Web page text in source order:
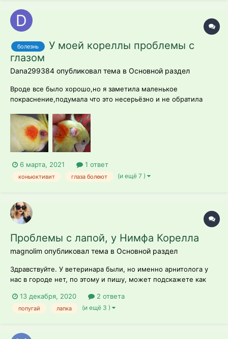
болезнь
У моей кореллы проблемы с
глазом
Dana299384 опубликовал тема в Основной раздел
Вроде все было хорошо,но я заметила маленькое
покраснение,подумала что это несерьёзно и не обратила
глазик,хотела протереть Ваткой намоченной в чёрный чай,но
не не позволял,на следующий день ситуация стала только
хуже,он все ещё не позволял прикасать...
6 марта, 2021 1 ответ
коньюктивит глаза болеют (и ещё 7 )
Проблемы с лапой, у Нимфа Корелла
magnolim опубликовал тема в Основной раздел
Здравствуйте. У ветеринара были, но именно арнитолога у
нас в городе нет, по этому и пишу, может подскажете как
утро на дне клетки, не могла становится на лапу,
передвигались с помощью клюва и здоровой Лары в итоге
13 декабря, 2020 2 ответа
попугай лапка (и ещё 3 )